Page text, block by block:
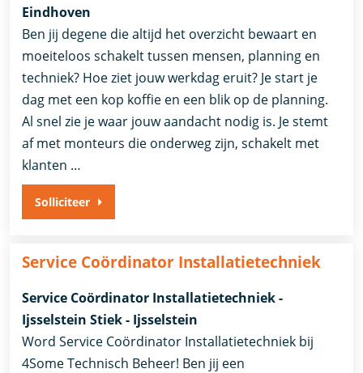
Eindhoven
Ben jij degene die altijd het overzicht bewaart en
moeiteloos schakelt tussen mensen, planning en
techniek? Hoe ziet jouw werkdag eruit? Je start je
dag met een kop koffie en een blik op de planning.
Al snel zie je waar jouw aandacht nodig is. Je stemt
af met monteurs die onderweg zijn, schakelt met
klanten …
Solliciteer
Service Coördinator Installatietechniek
Service Coördinator Installatietechniek -
Ijsselstein Stiek - Ijsselstein
Word Service Coördinator Installatietechniek bij
4Some Technisch Beheer! Ben jij een